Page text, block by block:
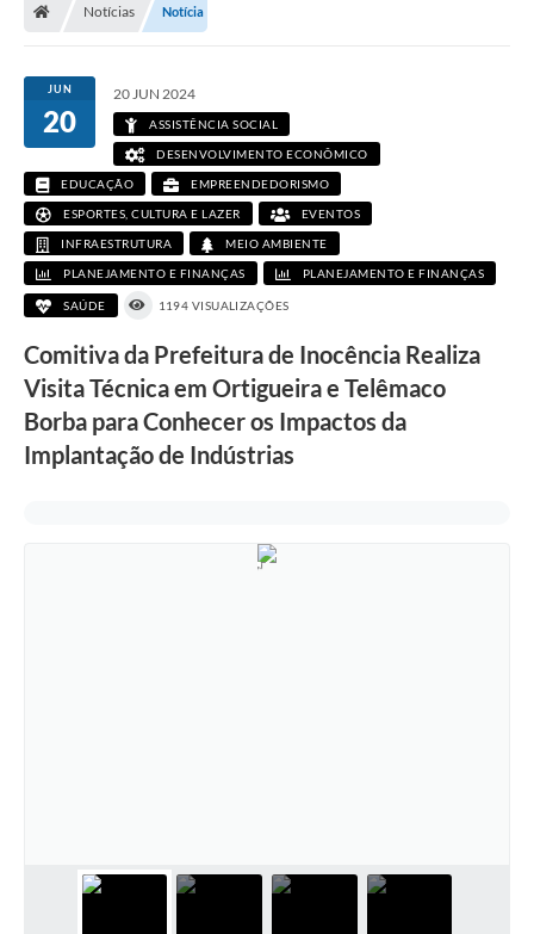
Transparência Pública
Notícias
Legislação
Diário Oficial
Renuncia de Receita
Galeria de Fotos
Cartas de Serviços
Divida Ativa
Programa de Estágio
PROCON
Notícias Notícia
JUN
20
20 JUN 2024
ASSISTÊNCIA SOCIAL
DESENVOLVIMENTO ECONÔMICO
EDUCAÇÃO EMPREENDEDORISMO
ESPORTES, CULTURA E LAZER EVENTOS
INFRAESTRUTURA MEIO AMBIENTE
PLANEJAMENTO E FINANÇAS PLANEJAMENTO E FINANÇAS
SAÚDE 1194 VISUALIZAÇÕES
Comitiva da Prefeitura de Inocência Realiza
Visita Técnica em Ortigueira e Telêmaco
Borba para Conhecer os Impactos da
Implantação de Indústrias